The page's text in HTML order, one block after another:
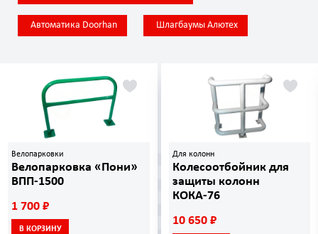
Автоматика Doorhan Шлагбаумы Алютех
Велопарковки
Велопарковка «Пони»
ВПП-1500
1 700 ₽
В КОРЗИНУ
Для колонн
Колесоотбойник для
защиты колонн
КОКА-76
10 650 ₽